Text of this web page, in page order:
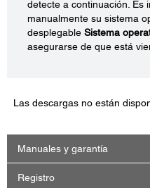
detecte a continuación. Es
manualmente su sistema
desplegable Sistema
asegurarse de que está
Las descargas no están
Manuales y garantía
Registro